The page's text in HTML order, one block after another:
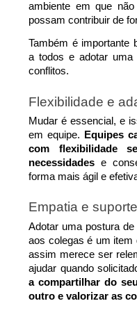
ambiente em que
possam contribuir de
Também é importante
a todos e adotar uma
conflitos.
Flexibilidade e
Mudar é essencial, e
em equipe.
Equipes
com flexibilidade
necessidades e
forma mais ágil e
Empatia e suporte
Adotar uma postura
aos colegas é um item
assim merece ser
ajudar quando
a compartilhar do
outro e valorizar as